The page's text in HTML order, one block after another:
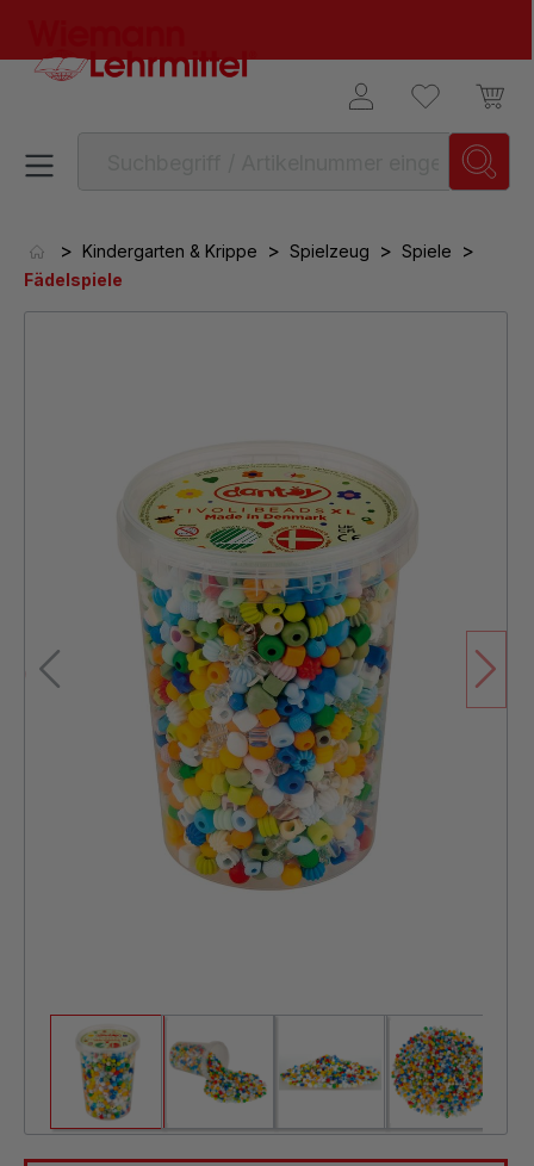
> Kindergarten & Krippe > Spielzeug > Spiele >
Fädelspiele